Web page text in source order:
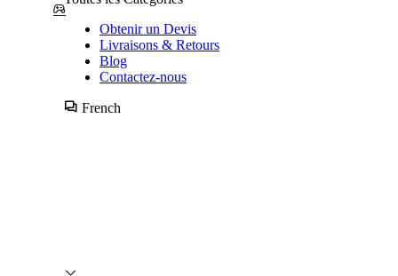
Obtenir un Devis
Livraisons & Retours
Blog
Contactez-nous
French